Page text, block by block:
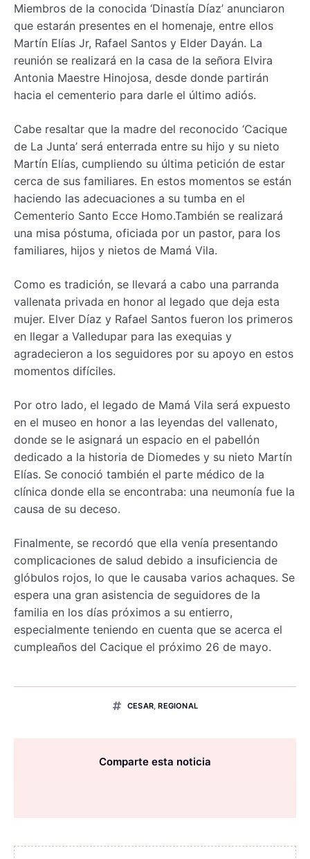
Miembros de la conocida ‘Dinastía Díaz’ anunciaron
que estarán presentes en el homenaje, entre ellos
Martín Elías Jr, Rafael Santos y Elder Dayán. La
reunión se realizará en la casa de la señora Elvira
Antonia Maestre Hinojosa, desde donde partirán
hacia el cementerio para darle el último adiós.
Cabe resaltar que la madre del reconocido ‘Cacique
de La Junta’ será enterrada entre su hijo y su nieto
Martín Elías, cumpliendo su última petición de estar
cerca de sus familiares. En estos momentos se están
haciendo las adecuaciones a su tumba en el
Cementerio Santo Ecce Homo.También se realizará
una misa póstuma, oficiada por un pastor, para los
familiares, hijos y nietos de Mamá Vila.
Como es tradición, se llevará a cabo una parranda
vallenata privada en honor al legado que deja esta
mujer. Elver Díaz y Rafael Santos fueron los primeros
en llegar a Valledupar para las exequias y
agradecieron a los seguidores por su apoyo en estos
momentos difíciles.
Por otro lado, el legado de Mamá Vila será expuesto
en el museo en honor a las leyendas del vallenato,
donde se le asignará un espacio en el pabellón
dedicado a la historia de Diomedes y su nieto Martín
Elías. Se conoció también el parte médico de la
clínica donde ella se encontraba: una neumonía fue la
causa de su deceso.
Finalmente, se recordó que ella venía presentando
complicaciones de salud debido a insuficiencia de
glóbulos rojos, lo que le causaba varios achaques. Se
espera una gran asistencia de seguidores de la
familia en los días próximos a su entierro,
especialmente teniendo en cuenta que se acerca el
cumpleaños del Cacique el próximo 26 de mayo.
CESAR,REGIONAL
Comparte esta noticia